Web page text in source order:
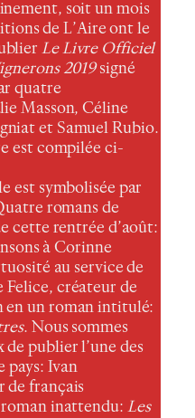
soit un mois
de L’Aire ont le
Le Livre Officiel
2019signé
quatre
Masson, Céline
et Samuel Rubio.
est compilée ci-
est symbolisée par
romans de
cette rentrée d’août:
à Corinne
au service de
créateur de
en un roman intitulé:
. Nous sommes
publier l’une des
pays: Ivan
de français
inattendu: Les